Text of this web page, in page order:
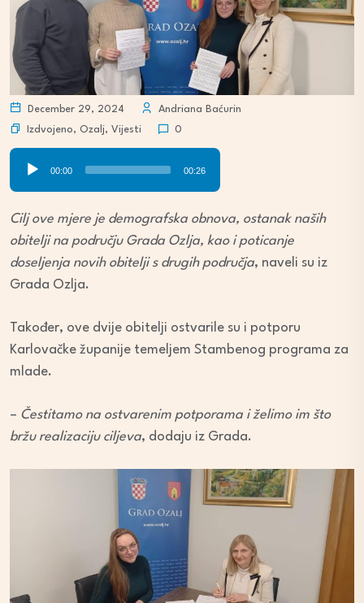
December 29, 2024
Andriana Baćurin
Izdvojeno, Ozalj, Vijesti 0
Audio
Player
00:00 00:26
Cilj ove mjere je demografska obnova, ostanak naših
obitelji na području Grada Ozlja, kao i poticanje
doseljenja novih obitelji s drugih područja, naveli su iz
Grada Ozlja.
Također, ove dvije obitelji ostvarile su i potporu
Karlovačke županije temeljem Stambenog programa za
mlade.
– Čestitamo na ostvarenim potporama i želimo im što
bržu realizaciju ciljeva, dodaju iz Grada.